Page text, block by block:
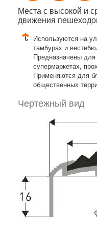
Места с высокой и
движения
Используются на
тамбурах и
Предназначены для
супермаркетах,
Применяются для
общественных
Чертежный вид